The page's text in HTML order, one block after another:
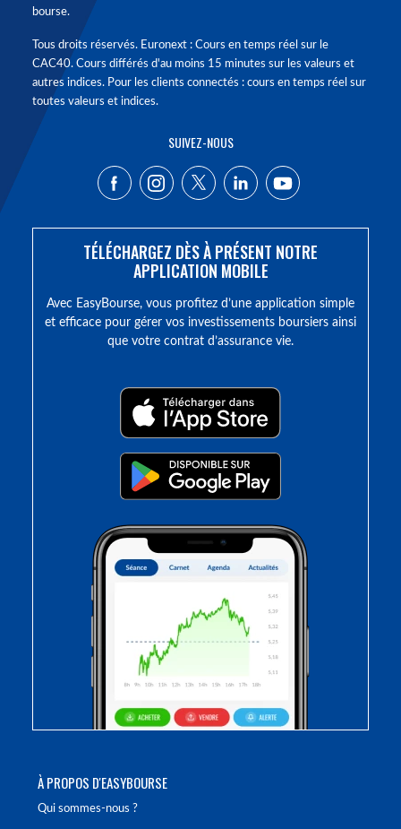
À PROPOS D'EASYBOURSE
Qui sommes-nous ?
bourse.
Tous droits réservés. Euronext : Cours en temps réel sur le
CAC40. Cours différés d'au moins 15 minutes sur les valeurs et
autres indices. Pour les clients connectés : cours en temps réel sur
toutes valeurs et indices.
SUIVEZ-NOUS
TÉLÉCHARGEZ DÈS À PRÉSENT NOTRE
APPLICATION MOBILE
Avec EasyBourse, vous profitez d’une application simple
et efficace pour gérer vos investissements boursiers ainsi
que votre contrat d’assurance vie.